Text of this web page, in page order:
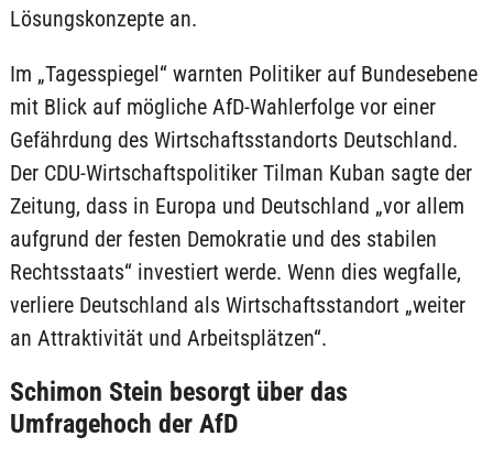
Lösungskonzepte an.
Im „Tagesspiegel“ warnten Politiker auf Bundesebene
mit Blick auf mögliche AfD-Wahlerfolge vor einer
Gefährdung des Wirtschaftsstandorts Deutschland.
Der CDU-Wirtschaftspolitiker Tilman Kuban sagte der
Zeitung, dass in Europa und Deutschland „vor allem
aufgrund der festen Demokratie und des stabilen
Rechtsstaats“ investiert werde. Wenn dies wegfalle,
verliere Deutschland als Wirtschaftsstandort „weiter
an Attraktivität und Arbeitsplätzen“.
Schimon Stein besorgt über das
Umfragehoch der AfD